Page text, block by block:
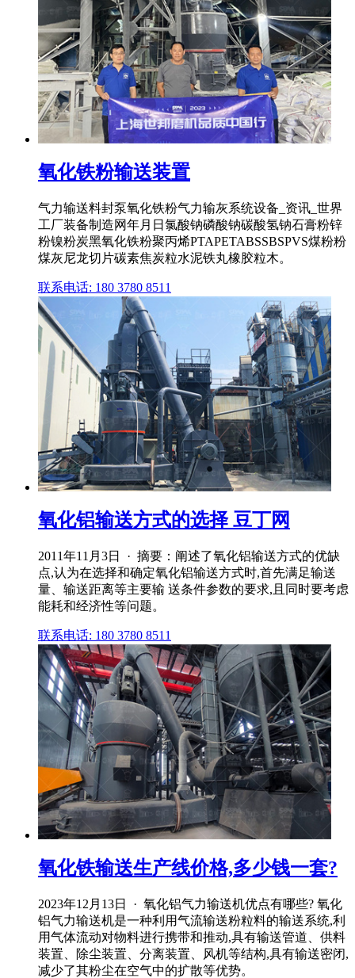
氧化铁粉输送装置
气力输送料封泵氧化铁粉气力输灰系统设备_资讯_世界
工厂装备制造网年月日氯酸钠磷酸钠碳酸氢钠石膏粉锌
粉镍粉炭黑氧化铁粉聚丙烯PTAPETABSSBSPVS煤粉粉
煤灰尼龙切片碳素焦炭粒水泥铁丸橡胶粒木。
联系电话: 180 3780 8511
氧化铝输送方式的选择 豆丁网
2011年11月3日 · 摘要：阐述了氧化铝输送方式的优缺
点,认为在选择和确定氧化铝输送方式时,首先满足输送
量、输送距离等主要输 送条件参数的要求,且同时要考虑
能耗和经济性等问题。
联系电话: 180 3780 8511
氧化铁输送生产线价格,多少钱一套?
2023年12月13日 · 氧化铝气力输送机优点有哪些? 氧化
铝气力输送机是一种利用气流输送粉粒料的输送系统,利
用气体流动对物料进行携带和推动,具有输送管道、供料
装置、除尘装置、分离装置、风机等结构,具有输送密闭,
减少了其粉尘在空气中的扩散等优势。